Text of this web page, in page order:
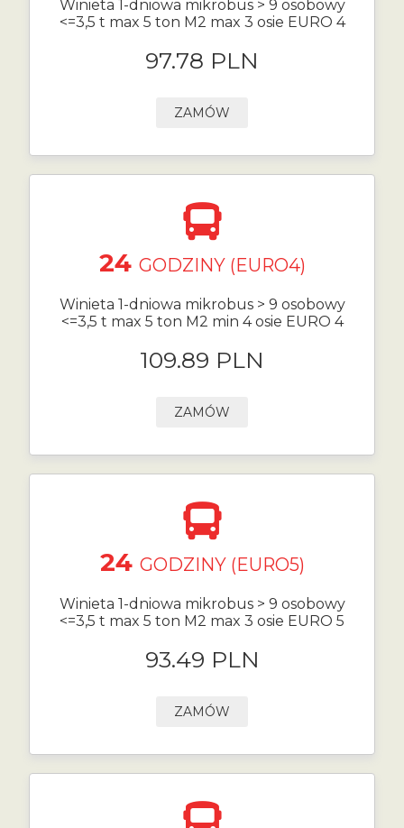
Winieta 1-dniowa mikrobus > 9 osobowy
<=3,5 t max 5 ton M2 max 3 osie EURO 4
97.78 PLN
ZAMÓW
24 GODZINY (EURO4)
Winieta 1-dniowa mikrobus > 9 osobowy
<=3,5 t max 5 ton M2 min 4 osie EURO 4
109.89 PLN
ZAMÓW
24 GODZINY (EURO5)
Winieta 1-dniowa mikrobus > 9 osobowy
<=3,5 t max 5 ton M2 max 3 osie EURO 5
93.49 PLN
ZAMÓW